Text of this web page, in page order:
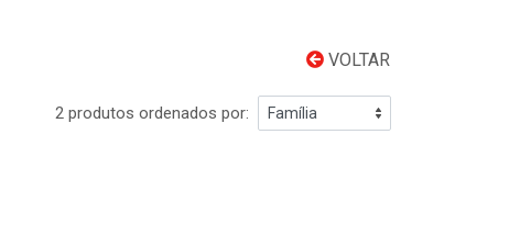
VOLTAR
2 produtos ordenados por: